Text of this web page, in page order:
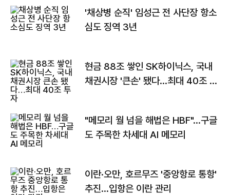
'채상병 순직' 임성근 전 사단장 항소
심도 징역 3년
현금 88조 쌓인 SK하이닉스, 국내
채권시장 '큰손' 됐다…최대 40조 투
"메모리 월 넘을 해법은 HBF"…구글
도 주목한 차세대 AI 메모리
이란·오만, 호르무즈 '중앙항로 통항'
추진…입항은 이란 관리